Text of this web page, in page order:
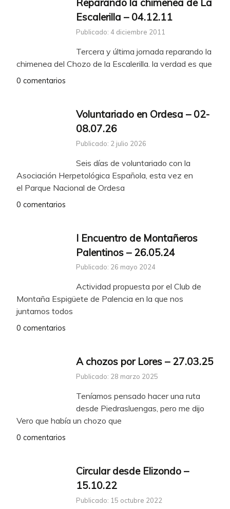
Reparando la chimenea de La
Escalerilla – 04.12.11
Publicado: 4 diciembre 2011
Tercera y última jornada reparando la
chimenea del Chozo de la Escalerilla. la verdad es que
0 comentarios
Voluntariado en Ordesa – 02-
08.07.26
Publicado: 2 julio 2026
Seis días de voluntariado con la
Asociación Herpetológica Española, esta vez en
el Parque Nacional de Ordesa
0 comentarios
I Encuentro de Montañeros
Palentinos – 26.05.24
Publicado: 26 mayo 2024
Actividad propuesta por el Club de
Montaña Espigüete de Palencia en la que nos
juntamos todos
0 comentarios
A chozos por Lores – 27.03.25
Publicado: 28 marzo 2025
Teníamos pensado hacer una ruta
desde Piedrasluengas, pero me dijo
Vero que había un chozo que
0 comentarios
Circular desde Elizondo –
15.10.22
Publicado: 15 octubre 2022